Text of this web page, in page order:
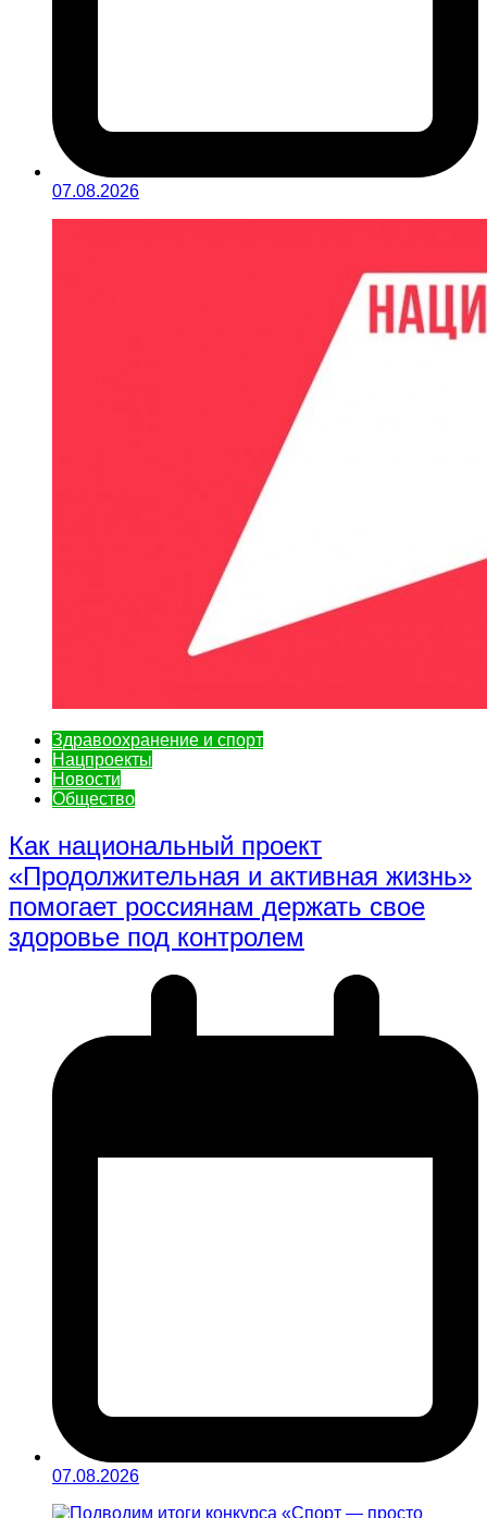
07.08.2026
Здравоохранение и спорт
Нацпроекты
Новости
Общество
Как национальный проект
«Продолжительная и активная жизнь»
помогает россиянам держать свое
здоровье под контролем
07.08.2026